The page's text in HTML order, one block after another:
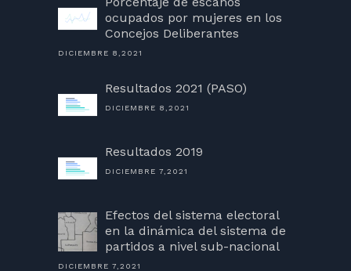
ocupados por mujeres en los
Concejos Deliberantes
DICIEMBRE 8,2021
Resultados 2021 (PASO)
DICIEMBRE 8,2021
Resultados 2019
DICIEMBRE 7,2021
Efectos del sistema electoral
en la dinámica del sistema de
partidos a nivel sub-nacional
DICIEMBRE 7,2021